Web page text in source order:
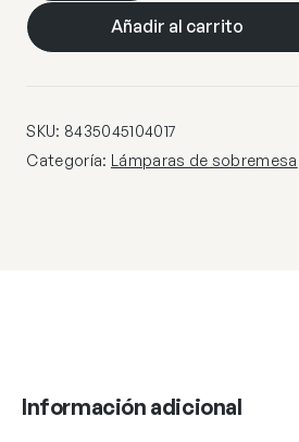
RAFIA
–
X
40W
Añadir al carrito
SKU: 8435045104017
Categoría: Lámparas de sobremesa
Información adicional